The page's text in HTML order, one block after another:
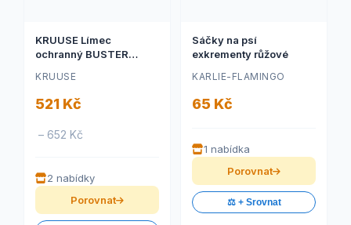
KRUUSE Límec
ochranný BUSTER
30cm 1ks
KRUUSE
521 Kč
– 652 Kč
2 nabídky
Porovnat
Sáčky na psí
exkrementy růžové
KARLIE-FLAMINGO
65 Kč
1 nabídka
Porovnat
⚖️ + Srovnat